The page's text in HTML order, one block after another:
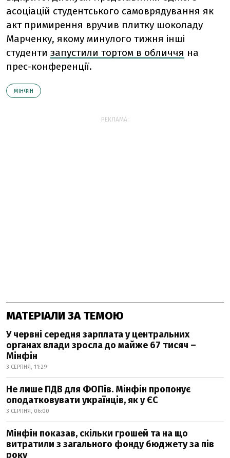
асоціацій студентського самоврядування як
акт примирення вручив плитку шоколаду
Марченку, якому минулого тижня інші
студенти запустили тортом в обличчя на
прес-конференції.
МІНФІН
РЕКЛАМА:
МАТЕРІАЛИ ЗА ТЕМОЮ
У червні середня зарплата у центральних
органах влади зросла до майже 67 тисяч –
Мінфін
3 СЕРПНЯ, 11:29
Не лише ПДВ для ФОПів. Мінфін пропонує
оподатковувати українців, як у ЄС
3 СЕРПНЯ, 06:00
Мінфін показав, скільки грошей та на що
витратили з загального фонду бюджету за пів
року